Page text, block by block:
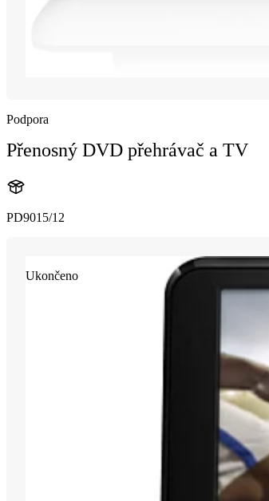
Podpora
Přenosný DVD přehrávač a TV
PD9015/12
Ukončeno